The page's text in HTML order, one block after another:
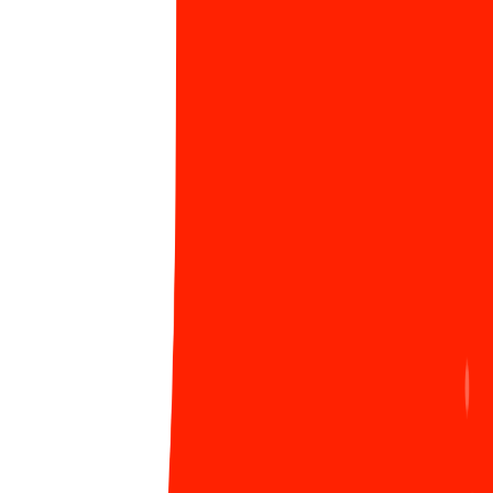
Nóng: Chính thức ra mắt Learning Path - Lộ trình
học tập cá nhân hóa, chìa khóa phát triển sự
nghiệp của bạn tại Sun*
Tâm thế của các tân chủ nhân giải thưởng SAA
2024 trước thềm năm mới
Chứng nhận ISO/IEC 27001:2022: Bước tiến vững
chắc khẳng định vị thế Sun*